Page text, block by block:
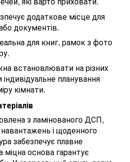
додаткове місце для
документів.
для книг, рамок з фото
встановлювати на різних
планування
кімнати.
з ламінованого ДСП,
і щоденного
забезпечує плавне
міцна основа гарантує